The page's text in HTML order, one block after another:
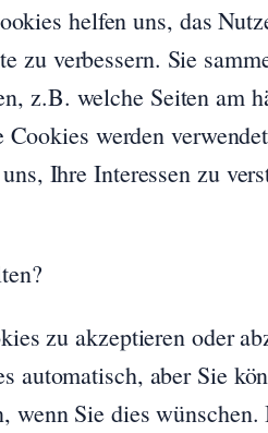
helfen uns, das
zu verbessern. Sie
z.B. welche Seiten am
Cookies werden
Ihre Interessen zu
zu akzeptieren oder
automatisch, aber Sie
wenn Sie dies